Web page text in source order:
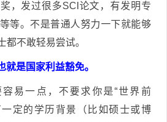
，发过很多SCI论文，有发明专
等。不是普通人努力一下就能够
都不敢轻易尝试。
就是国家利益豁免。
容易一点，不要求你是“世界前
一定的学历背景（比如硕士或博